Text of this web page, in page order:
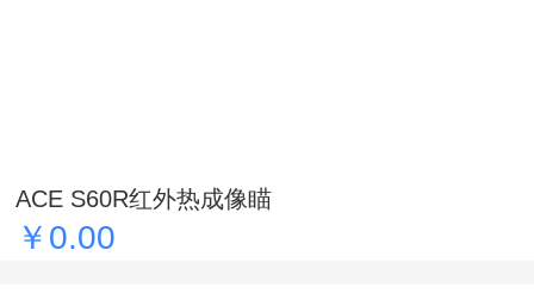
ACE S60R红外热成像瞄
￥0.00